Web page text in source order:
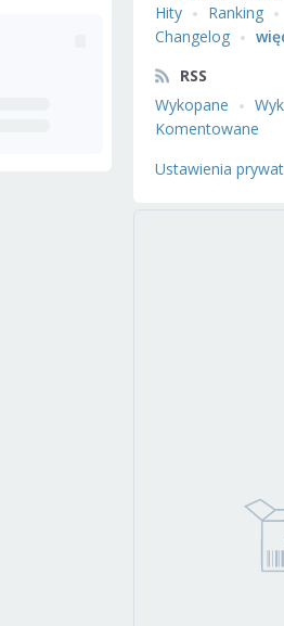
Hity
Ranking
Changelog
RSS
Wykopane
Komentowane
Ustawienia